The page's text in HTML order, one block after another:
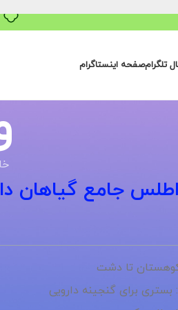
تلگرامصفحه اینستاگرام
اطلس جامع گیاهان
کوهستان تا دشت
برای گنجینه دارویی